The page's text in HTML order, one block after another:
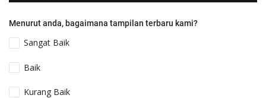
Menurut anda, bagaimana tampilan terbaru kami?
Sangat Baik
Baik
Kurang Baik